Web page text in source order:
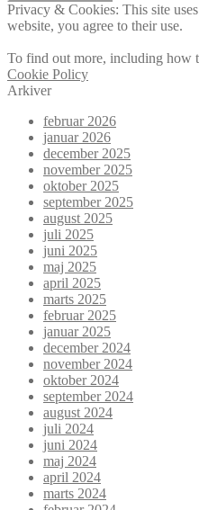
Privacy & Cookies: This site
website, you agree to their use.
To find out more, including how
Cookie Policy
Arkiver
februar 2026
januar 2026
december 2025
november 2025
oktober 2025
september 2025
august 2025
juli 2025
juni 2025
maj 2025
april 2025
marts 2025
februar 2025
januar 2025
december 2024
november 2024
oktober 2024
september 2024
august 2024
juli 2024
juni 2024
maj 2024
april 2024
marts 2024